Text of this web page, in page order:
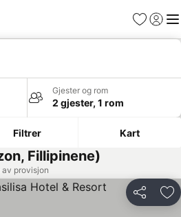
Favoritter
Logg
Gjester og rom
2 gjester, 1 rom
Filtrer Kart
Fillipinene)
provisjon
Del